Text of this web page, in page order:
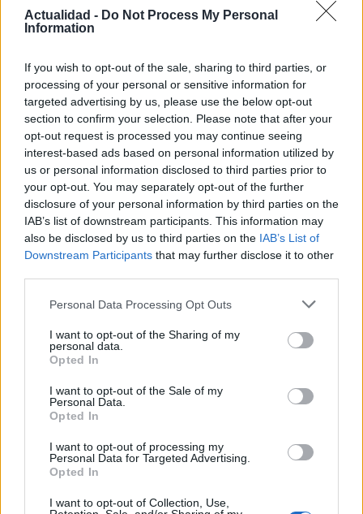
Actualidad - Do Not Process My Personal
Information
If you wish to opt-out of the sale, sharing to third parties, or
processing of your personal or sensitive information for
targeted advertising by us, please use the below opt-out
section to confirm your selection. Please note that after your
opt-out request is processed you may continue seeing
interest-based ads based on personal information utilized by
us or personal information disclosed to third parties prior to
your opt-out. You may separately opt-out of the further
disclosure of your personal information by third parties on the
IAB’s list of downstream participants. This information may
also be disclosed by us to third parties on the IAB’s List of
Downstream Participants that may further disclose it to other
Please note that this website/app uses one or more Google
not limited to your visit or usage behaviour. You may click to
grant or deny consent to Google and its third-party tags to
use your data for below specified purposes in below Google
consent section.
Personal Data Processing Opt Outs
I want to opt-out of the Sharing of my
personal data.
Opted In
I want to opt-out of the Sale of my
Personal Data.
Opted In
I want to opt-out of processing my
Personal Data for Targeted Advertising.
Opted In
I want to opt-out of Collection, Use,
Contacto:
ARTÍCULO ANTERIOR
ARTÍCULO SIGUIENTE
Más leídos
INTERNACIONAL
Argentina: Un hombre de 128 años
anuncia al mundo que es Adolf Hitler
Un hombre de origen alemán que vive en…
INTERNACIONAL